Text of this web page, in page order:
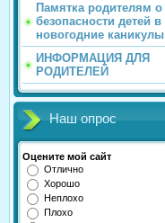
Памятка родителям о
безопасности детей в
новогодние каникулы
ИНФОРМАЦИЯ ДЛЯ
РОДИТЕЛЕЙ
Наш опрос
Оцените мой сайт
Отлично
Хорошо
Неплохо
Плохо